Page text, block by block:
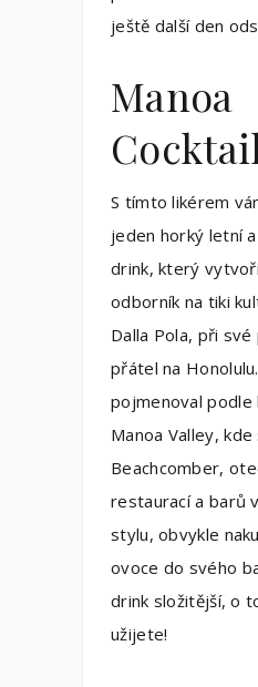
ještě další den
Manoa
S tímto likérem
jeden horký letní
drink, který
odborník na tiki
Dalla Pola, při
přátel na
pojmenoval podle
Manoa Valley,
Beachcomber,
restaurací a barů
stylu, obvykle
ovoce do svého
drink složitější, o
užijete!